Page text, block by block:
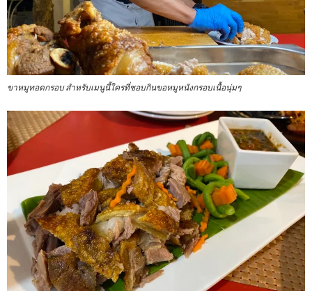
ขาหมูทอดกรอบ สำหรับเมนูนี้ใครที่ชอบกินขอหมูหนังกรอบเนื้อนุ่มๆ